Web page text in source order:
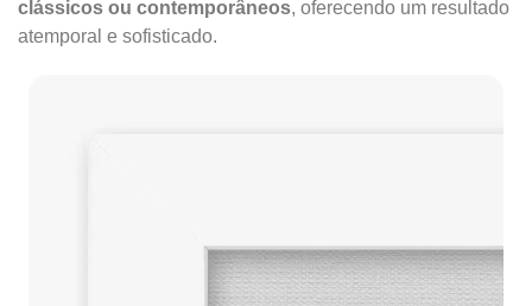
clássicos ou contemporâneos, oferecendo um resultado
atemporal e sofisticado.